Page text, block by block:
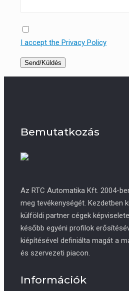
I accept the Privacy Policy
Bemutatkozás
Az RTC Automatika Kft. 2004-
meg tevékenységét. Kezdetben
külföldi partner cégek
később egyéni profilok
kiépítésével definiálta magát a
és szervezeti piacon.
Információk